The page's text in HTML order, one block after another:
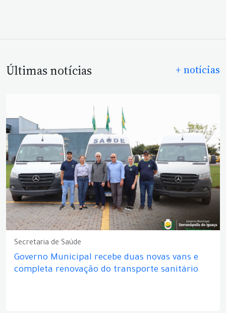
Últimas notícias + notícias
Secretaria de Saúde
Governo Municipal recebe duas novas vans e
completa renovação do transporte sanitário